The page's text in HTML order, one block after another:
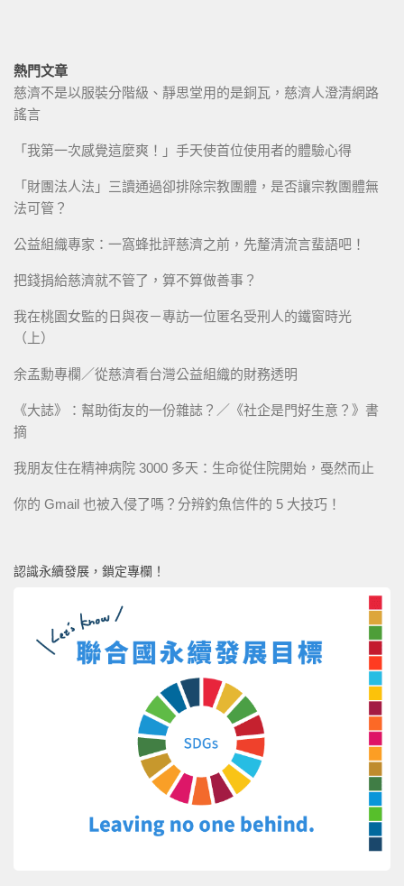
熱門文章
慈濟不是以服裝分階級、靜思堂用的是銅瓦，慈濟人澄清網路
謠言
「我第一次感覺這麼爽！」手天使首位使用者的體驗心得
「財團法人法」三讀通過卻排除宗教團體，是否讓宗教團體無
法可管？
公益組織專家：一窩蜂批評慈濟之前，先釐清流言蜚語吧！
把錢捐給慈濟就不管了，算不算做善事？
我在桃園女監的日與夜－專訪一位匿名受刑人的鐵窗時光
（上）
余孟勳專欄／從慈濟看台灣公益組織的財務透明
《大誌》：幫助街友的一份雜誌？／《社企是門好生意？》書
摘
我朋友住在精神病院 3000 多天：生命從住院開始，戞然而止
你的 Gmail 也被入侵了嗎？分辨釣魚信件的 5 大技巧！
認識永續發展，鎖定專欄！